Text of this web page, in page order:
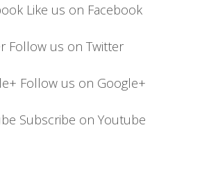
Like us on Facebook
Follow us on Twitter
Follow us on Google+
Subscribe on Youtube